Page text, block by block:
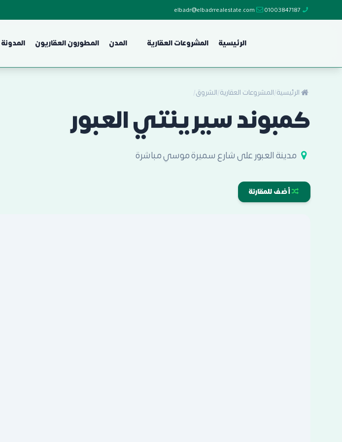
01003847187
elbadr@elbadrrealestate.com
الرئيسية المشروعات العقارية المدن المطورون العقاريون المدونة
الرئيسية/المشروعات العقارية/الشروق/
كمبوند سيرينتي العبور
مدينة العبور على شارع سميرة موسي مباشرة
أضف للمقارنة